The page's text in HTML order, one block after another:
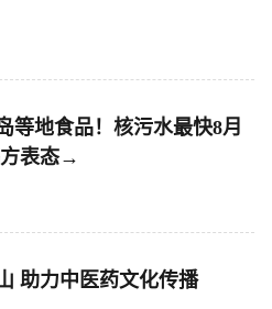
等地食品！核污水最快8月
表态→
助力中医药文化传播